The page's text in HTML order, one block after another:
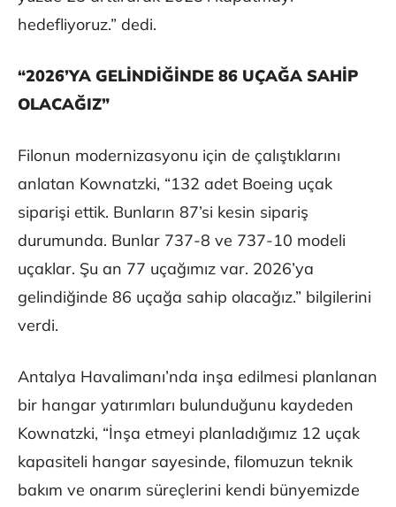
hedefliyoruz.” dedi.
“2026’YA GELİNDİĞİNDE 86 UÇAĞA SAHİP
OLACAĞIZ”
Filonun modernizasyonu için de çalıştıklarını
anlatan Kownatzki, “132 adet Boeing uçak
siparişi ettik. Bunların 87’si kesin sipariş
durumunda. Bunlar 737-8 ve 737-10 modeli
uçaklar. Şu an 77 uçağımız var. 2026’ya
gelindiğinde 86 uçağa sahip olacağız.” bilgilerini
verdi.
Antalya Havalimanı’nda inşa edilmesi planlanan
bir hangar yatırımları bulunduğunu kaydeden
Kownatzki, “İnşa etmeyi planladığımız 12 uçak
kapasiteli hangar sayesinde, filomuzun teknik
bakım ve onarım süreçlerini kendi bünyemizde